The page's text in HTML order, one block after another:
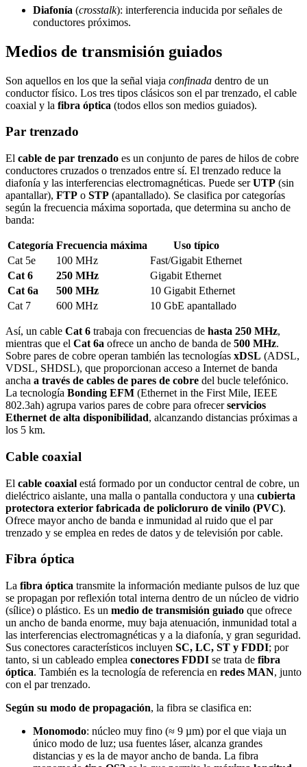
Diafonía (crosstalk): interferencia inducida por señales de
conductores próximos.
Medios de transmisión guiados
Son aquellos en los que la señal viaja confinada dentro de un
conductor físico. Los tres tipos clásicos son el par trenzado, el cable
coaxial y la fibra óptica (todos ellos son medios guiados).
Par trenzado
El cable de par trenzado es un conjunto de pares de hilos de cobre
conductores cruzados o trenzados entre sí. El trenzado reduce la
diafonía y las interferencias electromagnéticas. Puede serUTP (sin
apantallar), FTP o STP (apantallado). Se clasifica por categorías
según la frecuencia máxima soportada, que determina su ancho de
banda:
Categoría Frecuencia máxima
Uso típico
Cat 5e
100 MHz
Fast/Gigabit Ethernet
Cat 6
250 MHz
Gigabit Ethernet
Cat 6a
500 MHz
10 Gigabit Ethernet
Cat 7
600 MHz 10 GbE apantallado
Así, un cable Cat 6 trabaja con frecuencias de hasta 250 MHz,
mientras que el Cat 6a ofrece un ancho de banda de 500 MHz.
Sobre pares de cobre operan también las tecnologías xDSL (ADSL,
VDSL, SHDSL), que proporcionan acceso a Internet de banda
ancha a través de cables de pares de cobre del bucle telefónico.
La tecnología Bonding EFM (Ethernet in the First Mile, IEEE
802.3ah) agrupa varios pares de cobre para ofrecerservicios
Ethernet de alta disponibilidad, alcanzando distancias próximas a
los 5 km.
Cable coaxial
El cable coaxial está formado por un conductor central de cobre, un
dieléctrico aislante, una malla o pantalla conductora y una cubierta
protectora exterior fabricada de policloruro de vinilo (PVC).
Ofrece mayor ancho de banda e inmunidad al ruido que el par
trenzado y se emplea en redes de datos y de televisión por cable.
Fibra óptica
La fibra óptica transmite la información mediante pulsos de luz que
se propagan por reflexión total interna dentro de un núcleo de vidrio
(sílice) o plástico. Es un medio de transmisión guiado que ofrece
un ancho de banda enorme, muy baja atenuación, inmunidad total a
las interferencias electromagnéticas y a la diafonía, y gran seguridad.
Sus conectores característicos incluyen SC, LC, ST y FDDI; por
tanto, si un cableado emplea conectores FDDI se trata de fibra
óptica. También es la tecnología de referencia en redes MAN, junto
con el par trenzado.
Según su modo de propagación, la fibra se clasifica en:
Monomodo: núcleo muy fino (≈ 9 µm) por el que viaja un
único modo de luz; usa fuentes láser, alcanza grandes
distancias y es la de mayor ancho de banda. La fibra